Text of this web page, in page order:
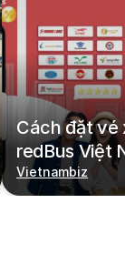
Cách đặt vé
redBus Việt
Vietnambiz